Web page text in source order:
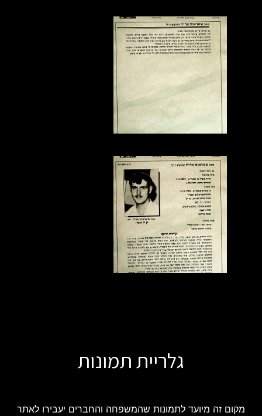
גלריית תמונות
מקום זה מיועד לתמונות שהמשפחה והחברים יעבירו לאתר